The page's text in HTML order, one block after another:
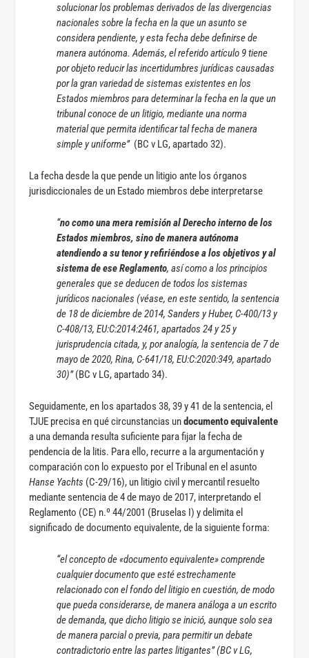
solucionar los problemas derivados de las divergencias
nacionales sobre la fecha en la que un asunto se
considera pendiente, y esta fecha debe definirse de
manera autónoma. Además, el referido artículo 9 tiene
por objeto reducir las incertidumbres jurídicas causadas
por la gran variedad de sistemas existentes en los
Estados miembros para determinar la fecha en la que un
tribunal conoce de un litigio, mediante una norma
material que permita identificar tal fecha de manera
simple y uniforme” (BC v LG, apartado 32).
La fecha desde la que pende un litigio ante los órganos
jurisdiccionales de un Estado miembros debe interpretarse
“no como una mera remisión al Derecho interno de los
Estados miembros, sino de manera autónoma
atendiendo a su tenor y refiriéndose a los objetivos y al
sistema de ese Reglamento, así como a los principios
generales que se deducen de todos los sistemas
jurídicos nacionales (véase, en este sentido, la sentencia
de 18 de diciembre de 2014, Sanders y Huber, C-400/13 y
C-408/13, EU:C:2014:2461, apartados 24 y 25 y
jurisprudencia citada, y, por analogía, la sentencia de 7 de
mayo de 2020, Rina, C-641/18, EU:C:2020:349, apartado
30)”(BC v LG, apartado 34).
Seguidamente, en los apartados 38, 39 y 41 de la sentencia, el
TJUE precisa en qué circunstancias undocumento equivalente
a una demanda resulta suficiente para fijar la fecha de
pendencia de la litis. Para ello, recurre a la argumentación y
comparación con lo expuesto por el Tribunal en el asunto
Hanse Yachts (C-29/16), un litigio civil y mercantil resuelto
mediante sentencia de 4 de mayo de 2017, interpretando el
Reglamento (CE) n.º 44/2001 (Bruselas I) y delimita el
significado de documento equivalente, de la siguiente forma:
“el concepto de «documento equivalente» comprende
cualquier documento que esté estrechamente
relacionado con el fondo del litigio en cuestión, de modo
que pueda considerarse, de manera análoga a un escrito
de demanda, que dicho litigio se inició, aunque solo sea
de manera parcial o previa, para permitir un debate
contradictorio entre las partes litigantes” (BC v LG,